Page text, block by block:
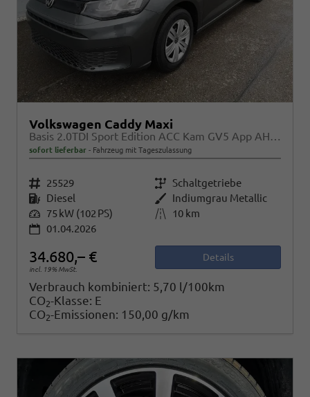
Volkswagen Caddy Maxi
Basis 2.0TDI Sport Edition ACC Kam GV5 App AHK Reling
sofort lieferbar Fahrzeug mit Tageszulassung
Fahrzeugnr. 25529 Getriebe Schaltgetriebe
Kraftstoff Diesel Außenfarbe Indiumgrau Metallic
Leistung 75 kW (102 PS) Kilometerstand
10 km
01.04.2026
34.680,– €
incl. 19% MwSt.
Details
Verbrauch kombiniert: 5,70 l/100km
CO2-Klasse: E
CO2-Emissionen: 150,00 g/km